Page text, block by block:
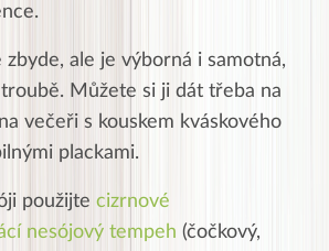
zbyde, ale je výborná i samotná,
Můžete si ji dát třeba na
večeři s kouskem kváskového
plackami.
použijte cizrnové
nesójový tempeh (čočkový,